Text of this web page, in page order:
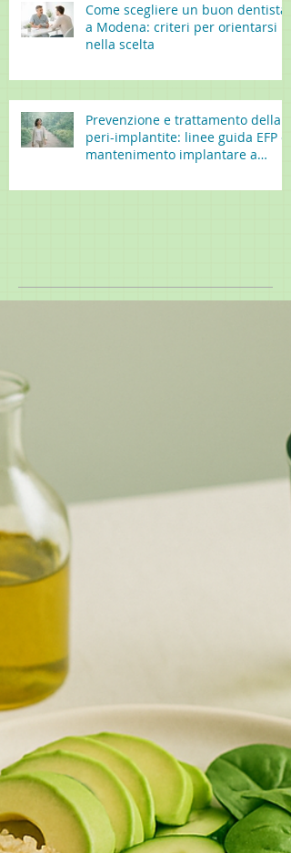
Come scegliere un buon dentista
a Modena: criteri per orientarsi
nella scelta
Prevenzione e trattamento della
peri-implantite: linee guida EFP e
mantenimento implantare a